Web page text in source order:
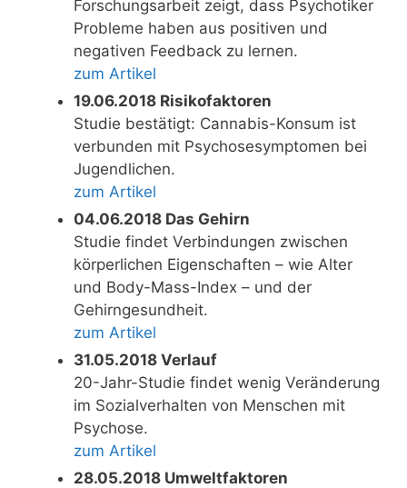
Forschungsarbeit zeigt, dass Psychotiker
Probleme haben aus positiven und
negativen Feedback zu lernen.
zum Artikel
19.06.2018 Risikofaktoren
Studie bestätigt: Cannabis-Konsum ist
verbunden mit Psychosesymptomen bei
Jugendlichen.
zum Artikel
04.06.2018 Das Gehirn
Studie findet Verbindungen zwischen
körperlichen Eigenschaften – wie Alter
und Body-Mass-Index – und der
Gehirngesundheit.
zum Artikel
31.05.2018 Verlauf
20-Jahr-Studie findet wenig Veränderung
im Sozialverhalten von Menschen mit
Psychose.
zum Artikel
28.05.2018 Umweltfaktoren